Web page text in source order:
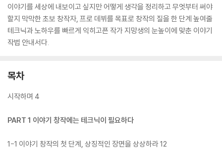
이야기를 세상에 내보이고 싶지만 어떻게 생각을 정리하고 무엇부터 써야
할지 막막한 초보 창작자, 프로 데뷔를 목표로 창작의 질을 한 단계 높여줄
테크닉과 노하우를 빠르게 익히고픈 작가 지망생의 눈높이에 맞춘 이야기
작법 안내서다.
목차
시작하며 4
PART 1 이야기 창작에는 테크닉이 필요하다
1-1 이야기 창작의 첫 단계, 상징적인 장면을 상상하라 12